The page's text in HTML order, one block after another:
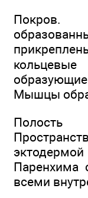
Покров.
Мышцы
Полость
Паренхима
всеми